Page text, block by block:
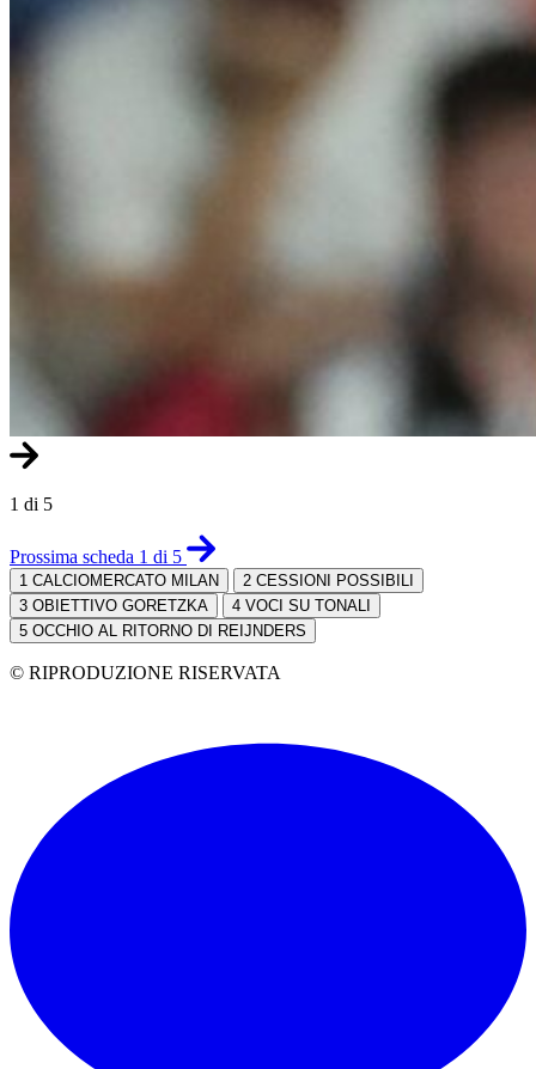
1 di 5
Prossima scheda 1 di 5
1 CALCIOMERCATO MILAN 2 CESSIONI POSSIBILI
3 OBIETTIVO GORETZKA 4 VOCI SU TONALI
5 OCCHIO AL RITORNO DI REIJNDERS
© RIPRODUZIONE RISERVATA